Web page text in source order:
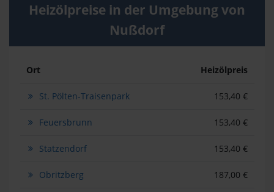
Heizölpreise in der Umgebung von
Nußdorf
Ort Heizölpreis
St. Pölten-Traisenpark 153,40 €
Feuersbrunn 153,40 €
Statzendorf 153,40 €
Obritzberg 187,00 €